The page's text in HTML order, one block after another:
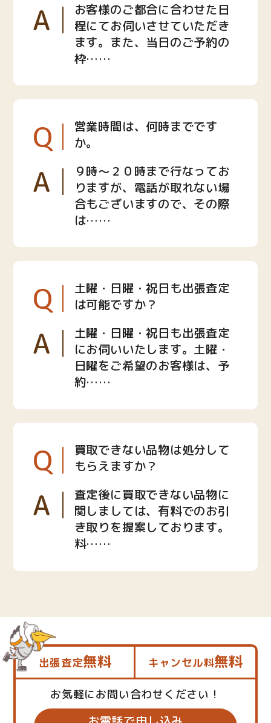
A
お客様のご都合に合わせた日
程にてお伺いさせていただき
ます。また、当日のご予約の
枠……
Q
営業時間は、何時までです
か。
A
９時〜２０時まで行なってお
りますが、電話が取れない場
合もございますので、その際
は……
Q
土曜・日曜・祝日も出張査定
は可能ですか？
A
土曜・日曜・祝日も出張査定
にお伺いいたします。土曜・
日曜をご希望のお客様は、予
約……
Q
買取できない品物は処分して
もらえますか？
A
査定後に買取できない品物に
関しましては、有料でのお引
き取りを提案しております。
料……
出張査定無料 キャンセル料無料
お気軽にお問い合わせください！